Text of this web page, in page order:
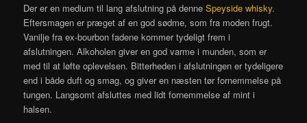
Der er en medium til lang afslutning på denneSpeyside whisky.
Eftersmagen er præget af en god sødme, som fra moden frugt.
Vanilje fra ex-bourbon fadene kommer tydeligt frem i
afslutningen. Alkoholen giver en god varme i munden, som er
med til at løfte oplevelsen. Bitterheden i afslutningen er tydeligere
end i både duft og smag, og giver en næsten tør fornemmelse på
tungen. Langsomt afsluttes med lidt fornemmelse af mint i
halsen.